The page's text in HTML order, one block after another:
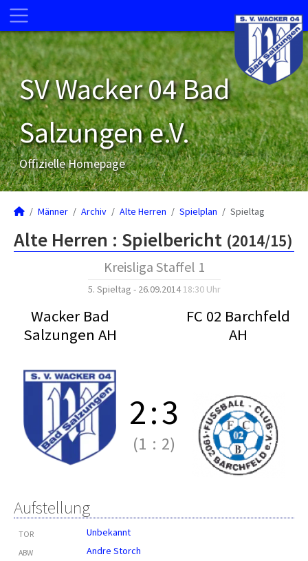
SV Wacker 04 Bad
Salzungen e.V.
Offizielle Homepage
Männer Archiv Alte Herren Spielplan Spieltag
Alte Herren : Spielbericht (2014/15)
Kreisliga Staffel 1
5. Spieltag - 26.09.201418:30 Uhr
Wacker Bad
Salzungen AH
FC 02 Barchfeld
AH
2:3
(1 : 2)
Aufstellung
TOR Unbekannt
ABW
Andre Storch